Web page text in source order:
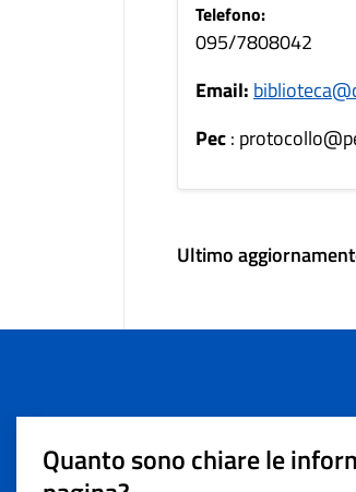
Telefono:
095/7808042
Email:
Pec:
Ultimo
Quanto sono chiare le